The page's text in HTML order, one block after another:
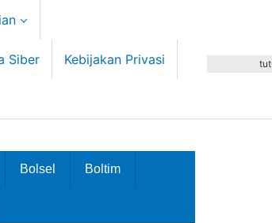
Siber Kebijakan Privasi
Bolsel Boltim